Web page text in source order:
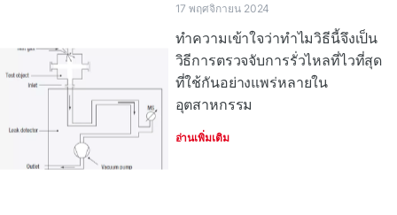
17 พฤศจิกายน 2024
ทําความเข้าใจว่าทําไมวิธีนี้จึงเป็น
วิธีการตรวจจับการรั่วไหลที่ไวที่สุด
ที่ใช้กันอย่างแพร่หลายใน
อุตสาหกรรม
อ่านเพิ่มเติม